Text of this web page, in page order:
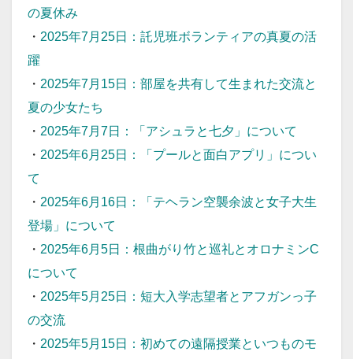
の夏休み
・ 2025年7月25日：託児班ボランティアの真夏の活
躍
・ 2025年7月15日：部屋を共有して生まれた交流と
夏の少女たち
・ 2025年7月7日：「アシュラと七夕」について
・ 2025年6月25日：「プールと面白アプリ」につい
て
・ 2025年6月16日：「テヘラン空襲余波と女子大生
登場」について
・ 2025年6月5日：根曲がり竹と巡礼とオロナミンC
について
・ 2025年5月25日：短大入学志望者とアフガンっ子
の交流
・ 2025年5月15日：初めての遠隔授業といつものモ